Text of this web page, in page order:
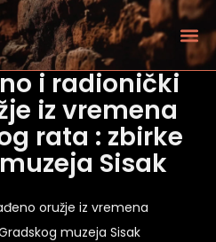
i radionički
iz vremena
rata : zbirke
Sisak
oružje iz vremena
muzeja Sisak